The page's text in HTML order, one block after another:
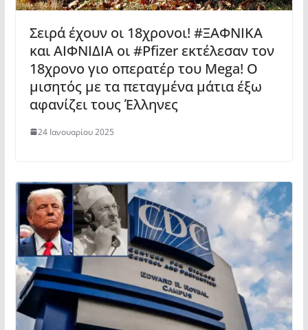
Σειρά έχουν οι 18χρονοι! #ΞΑΦΝΙΚΑ
και ΑΙΦΝΙΔΙΑ οι #Pfizer εκτέλεσαν τον
18χρονο γιο οπερατέρ του Mega! Ο
μισητός με τα πεταγμένα μάτια έξω
αφανίζει τους Έλληνες
24 Ιανουαρίου 2025